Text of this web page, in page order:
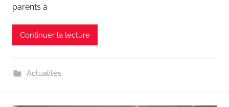
parents à
Continuer la lecture
Actualités